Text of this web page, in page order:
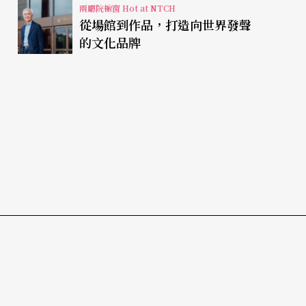
兩廳院櫥窗 Hot at NTCH
從場館到作品，打造向世界發聲
的文化品牌